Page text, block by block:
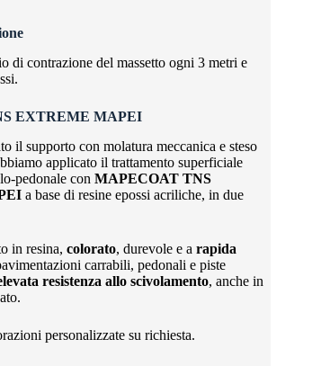
di contrazione del massetto ogni 3 metri e
EXTREME MAPEI
il supporto con molatura meccanica e steso
applicato il trattamento superficiale
pedonale conMAPECOAT TNS
a base di resine epossi acriliche, in due
in resina,colorato, durevole e arapida
carrabili, pedonali e piste
resistenza allo scivolamento, anche in
personalizzate su richiesta.